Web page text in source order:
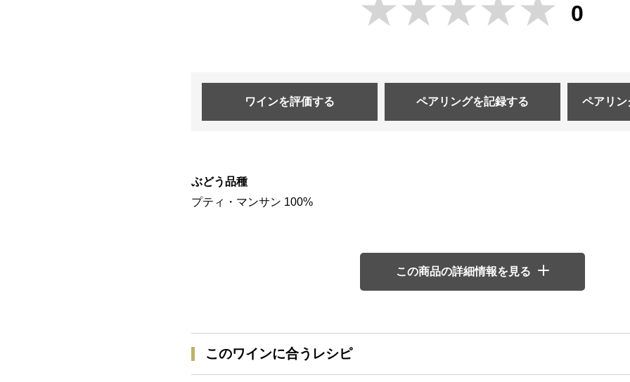
0
ワインを評価する ペアリングを記録する ペアリン
ぶどう品種
プティ・マンサン 100%
この商品の詳細情報を見る
このワインに合うレシピ